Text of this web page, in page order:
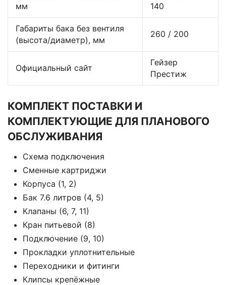
мм
140
Габариты бака без вентиля
(высота/диаметр), мм
260 / 200
Официальный сайт
Гейзер
Престиж
КОМПЛЕКТ ПОСТАВКИ И
КОМПЛЕКТУЮЩИЕ ДЛЯ ПЛАНОВОГО
ОБСЛУЖИВАНИЯ
Схема подключения
Сменные картриджи
Корпуса (1, 2)
Бак 7.6 литров (4, 5)
Клапаны (6, 7, 11)
Кран питьевой (8)
Подключение (9, 10)
Прокладки уплотнительные
Переходники и фитинги
Клипсы крепёжные